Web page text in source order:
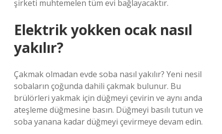
şirketi muhtemelen tüm evi bağlayacaktır.
Elektrik yokken ocak nasıl
yakılır?
Çakmak olmadan evde soba nasıl yakılır? Yeni nesil
sobaların çoğunda dahili çakmak bulunur. Bu
brülörleri yakmak için düğmeyi çevirin ve aynı anda
ateşleme düğmesine basın. Düğmeyi basılı tutun ve
soba yanana kadar düğmeyi çevirmeye devam edin.